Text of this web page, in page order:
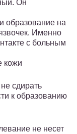
Он
образование на
Именно
с больным
кожи
сдирать
к образованию
не несет